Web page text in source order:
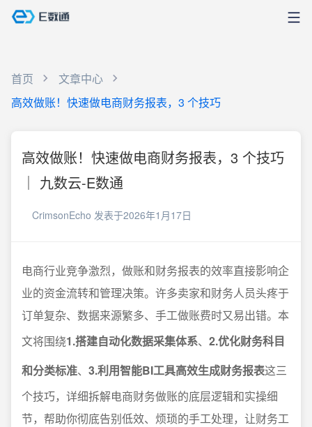
首页
文章中心
高效做账！快速做电商财务报表，3 个技巧
高效做账！快速做电商财务报表，3 个技巧
｜ 九数云-E数通
CrimsonEcho 发表于2026年1月17日
电商行业竞争激烈，做账和财务报表的效率直接影响企
业的资金流转和管理决策。许多卖家和财务人员头疼于
订单复杂、数据来源繁多、手工做账费时又易出错。本
文将围绕1.搭建自动化数据采集体系、 2.优化财务科目
和分类标准、 3.利用智能BI工具高效生成财务报表这三
个技巧，详细拆解电商财务做账的底层逻辑和实操细
节，帮助你彻底告别低效、烦琐的手工处理，让财务工